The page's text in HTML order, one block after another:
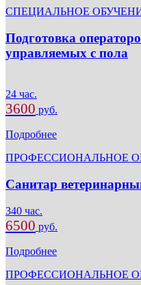
СПЕЦИАЛЬНОЕ
Подготовка
управляемых с пола
24 час.
3600 руб.
Подробнее
ПРОФЕССИОНАЛЬНОЕ
Санитар
340 час.
6500 руб.
Подробнее
ПРОФЕССИОНАЛЬНОЕ